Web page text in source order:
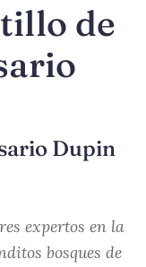
de
Dupin
expertos en la
bosques de